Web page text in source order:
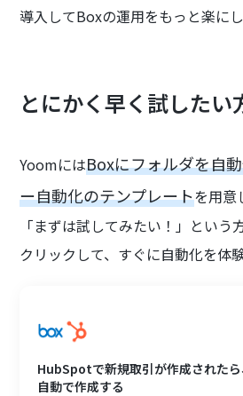
導入してBoxの運用をもっと楽に
とにかく早く試したい
YoomにはBoxにフォルダを自
ー自動化のテンプレートを用意
「まずは試してみたい！」という
クリックして、すぐに自動化を体
HubSpotで新規取引が作成された
自動で作成する